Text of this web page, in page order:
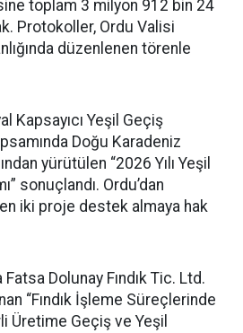
toplam 3 milyon 912 bin 24
Protokoller, Ordu Valisi
düzenlenen törenle
Kapsayıcı Yeşil Geçiş
Doğu Karadeniz
yürütülen “2026 Yılı Yeşil
sonuçlandı. Ordu’dan
iki proje destek almaya hak
Dolunay Fındık Tic. Ltd.
“Fındık İşleme Süreçlerinde
Üretime Geçiş ve Yeşil